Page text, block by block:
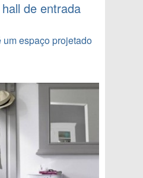
de entrada
espaço projetado